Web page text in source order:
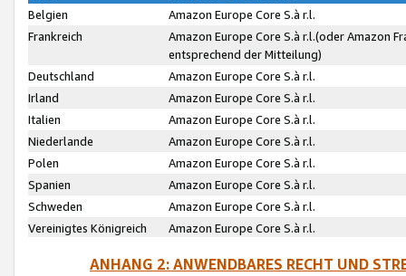
Belgien
Amazon Europe Core S.à r.l.
Frankreich
Amazon Europe Core S.à r.l.(oder Amazon
entsprechend der Mitteilung)
Deutschland
Amazon Europe Core S.à r.l.
Irland
Amazon Europe Core S.à r.l.
Italien
Amazon Europe Core S.à r.l.
Niederlande
Amazon Europe Core S.à r.l.
Polen
Amazon Europe Core S.à r.l.
Spanien
Amazon Europe Core S.à r.l.
Schweden
Amazon Europe Core S.à r.l.
Vereinigtes Königreich
Amazon Europe Core S.à r.l.
ANHANG 2: ANWENDBARES RECHT UND